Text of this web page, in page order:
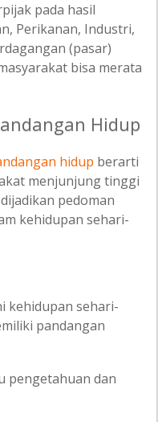
pada hasil
Perikanan, Industri,
(pasar)
bisa merata
Hidup
hidup berarti
menjunjung tinggi
pedoman
kehidupan sehari-
kehidupan sehari-
pandangan
pengetahuan dan